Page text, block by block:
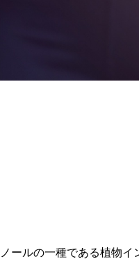
ールの一種である植物